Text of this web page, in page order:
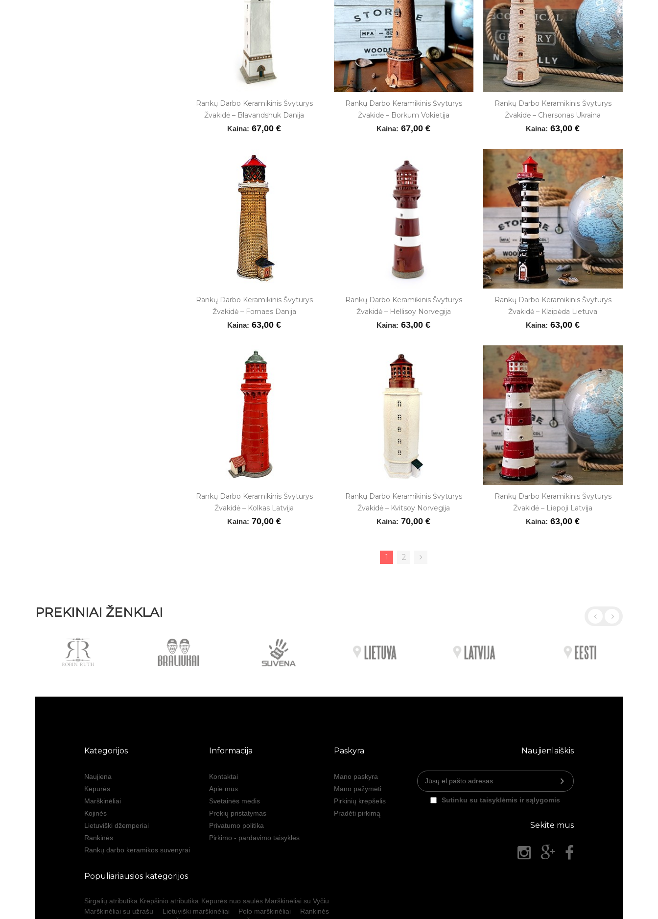
Rankų Darbo Keramikinis Švyturys
Žvakidė – Blavandshuk Danija
Kaina: 67,00 €
Rankų Darbo Keramikinis Švyturys
Žvakidė – Borkum Vokietija
Kaina: 67,00 €
Rankų Darbo Keramikinis Švyturys
Žvakidė – Chersonas Ukraina
Kaina: 63,00 €
Rankų Darbo Keramikinis Švyturys
Žvakidė – Fornaes Danija
Kaina: 63,00 €
Rankų Darbo Keramikinis Švyturys
Žvakidė – Hellisoy Norvegija
Kaina: 63,00 €
Rankų Darbo Keramikinis Švyturys
Žvakidė – Klaipėda Lietuva
Kaina: 63,00 €
Rankų Darbo Keramikinis Švyturys
Žvakidė – Kolkas Latvija
Kaina: 70,00 €
Rankų Darbo Keramikinis Švyturys
Žvakidė – Kvitsoy Norvegija
Kaina: 70,00 €
Rankų Darbo Keramikinis Švyturys
Žvakidė – Liepoji Latvija
Kaina: 63,00 €
1 2
PREKINIAI ŽENKLAI
Kategorijos
Naujiena
Kepurės
Marškinėliai
Kojinės
Lietuviški džemperiai
Rankinės
Rankų darbo keramikos suvenyrai
Informacija
Kontaktai
Apie mus
Svetainės medis
Prekių pristatymas
Privatumo politika
Pirkimo - pardavimo taisyklės
Paskyra
Mano paskyra
Mano pažymėti
Pirkinių krepšelis
Pradėti pirkimą
Naujienlaiškis
Sutinku su taisyklėmis ir sąlygomis
Sekite mus
Populiariausios kategorijos
Sirgalių atributika Krepšinio atributika Kepurės nuo saulės Marškinėliai su Vyčiu
Marškinėliai su užrašu
Lietuviški marškinėliai Polo marškinėliai
Rankinės